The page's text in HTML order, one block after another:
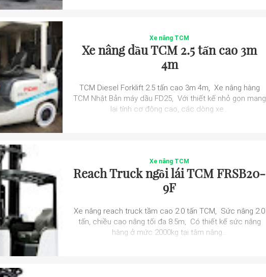
Xe nâng TCM
Xe nâng dầu TCM 2.5 tấn cao 3m
4m
TCM Diesel Forklift 2.5 tấn cao 3m 4m, Xe nâng hàng
TCM Nhật Bản máy dầu FD25, Với thiết kế nhỏ gọn mang
lại tính cơ động cao, các dòng xe...
Xe nâng TCM
Reach Truck ngồi lái TCM FRSB20-
9F
Xe nâng reach truck tầm cao 2.0 tấn TCM, Sức nâng 2.0
tấn, chiều cao nâng tối đa 8.5m, Có thiết kế sức nâng
hàng ở mức 2000kg tại tâm nâng...